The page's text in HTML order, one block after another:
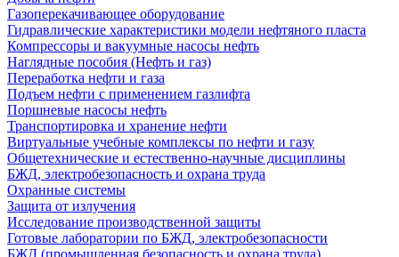
Газоперекачивающее оборудование
Гидравлические характеристики модели нефтяного пласта
Компрессоры и вакуумные насосы нефть
Наглядные пособия (Нефть и газ)
Переработка нефти и газа
Подъем нефти с применением газлифта
Поршневые насосы нефть
Транспортировка и хранение нефти
Виртуальные учебные комплексы по нефти и газу
Общетехнические и естественно-научные дисциплины
БЖД, электробезопасность и охрана труда
Охранные системы
Защита от излучения
Исследование производственной защиты
Готовые лаборатории по БЖД, электробезопасности
БЖД (промышленная безопасность и охрана труда)